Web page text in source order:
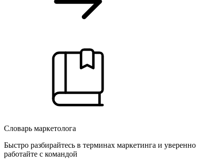
Словарь маркетолога
Быстро разбирайтесь в терминах маркетинга и уверенно
работайте с командой